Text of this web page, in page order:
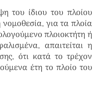
του ίδιου του πλοίου
για τα πλοία
πλοιοκτήτη ή
απαιτείται η
ότι κατά το τρέχον
έτη το πλοίο του